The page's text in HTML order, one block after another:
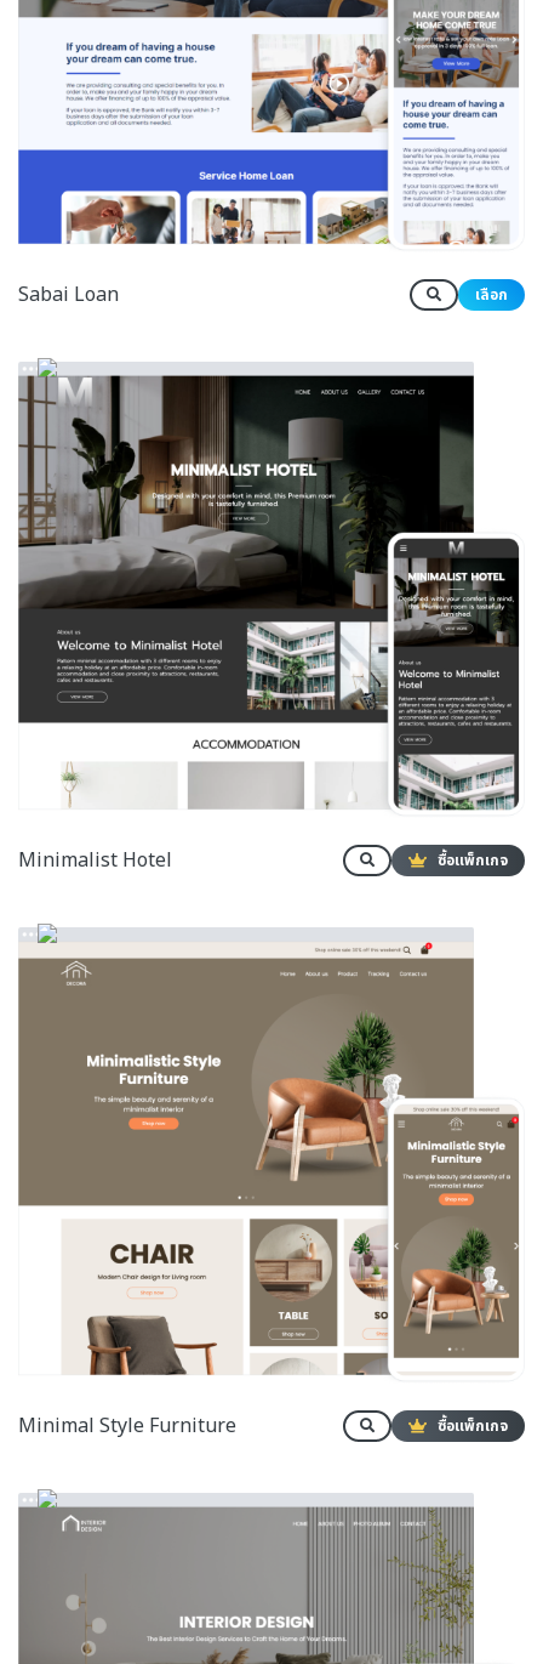
Sabai Loan เลือก
Minimalist Hotel ซื้อแพ็กเกจ
Minimal Style Furniture ซื้อแพ็กเกจ